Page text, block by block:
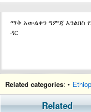
ማቅ አውልቀን ግምጃ እንልበስ
ዳር
Related categories: •
Related